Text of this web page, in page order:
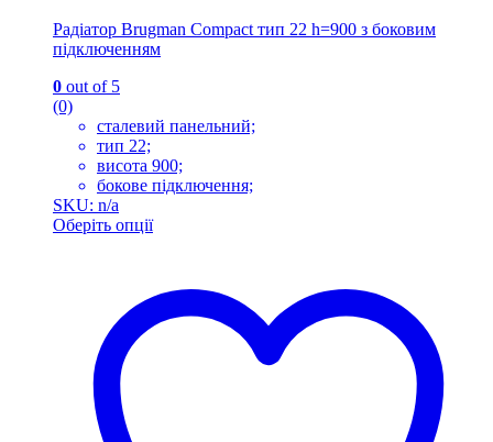
Радіатор Brugman Compact тип 22 h=900 з боковим
підключенням
0 out of 5
(0)
сталевий панельний;
тип 22;
висота 900;
бокове підключення;
SKU: n/a
Оберіть опції
варіантів.
Параметри
можна
вибрати
сторінці